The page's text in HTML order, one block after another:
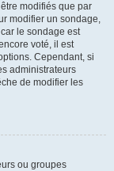
modifiés que par
modifier un sondage,
le sondage est
voté, il est
Cependant, si
administrateurs
de modifier les
ou groupes